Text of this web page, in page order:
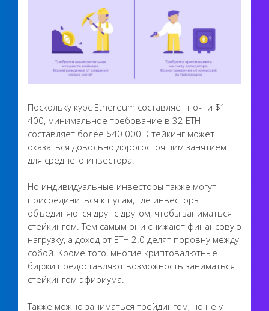
Поскольку курс Ethereum составляет почти $1
400, минимальное требование в 32 ETH
составляет более $40 000. Стейкинг может
оказаться довольно дорогостоящим занятием
для среднего инвестора.
Но индивидуальные инвесторы также могут
присоединиться к пулам, где инвесторы
объединяются друг с другом, чтобы заниматься
стейкингом. Тем самым они снижают финансовую
нагрузку, а доход от ETH 2.0 делят поровну между
собой. Кроме того, многие криптовалютные
биржи предоставляют возможность заниматься
стейкингом эфириума.
Также можно заниматься трейдингом, но не у